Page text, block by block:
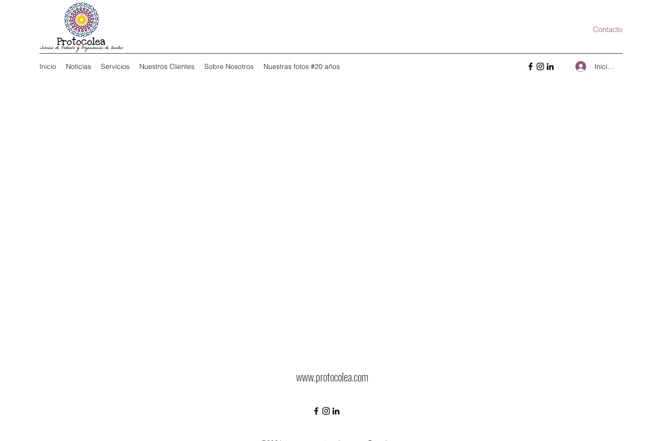
Contacto
Inicio Noticias Servicios Nuestros Clientes Sobre Nosotros Nuestras fotos #20 años Iniciar sesión
www.protocolea.com